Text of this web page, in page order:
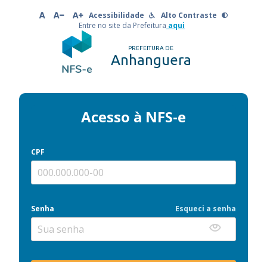
Acessibilidade
Alto Contraste
Entre no site da Prefeitura aqui
PREFEITURA DE
Anhanguera
Acesso à NFS-e
CPF
Esqueci a senha
Senha